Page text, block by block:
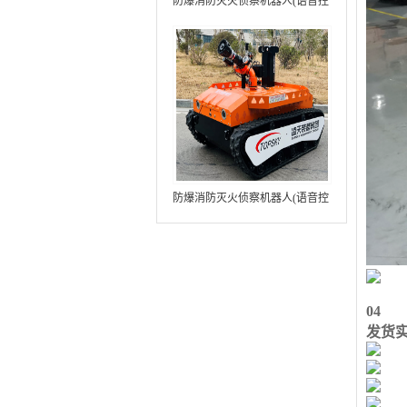
火焰）中型RXR-MC80BD（第8
代）
防爆消防灭火侦察机器人(语音控
制+跟随功能+5G控制+水炮跟踪
04
发货